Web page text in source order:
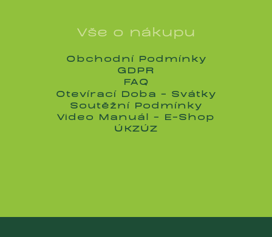
Vše o nákupu
Obchodní Podmínky
Obchodní Podmínky
GDPR
GDPR
FAQ
FAQ
Otevírací Doba - Svátky
Otevírací Doba - Svátky
Soutěžní Podmínky
Soutěžní Podmínky
Video Manuál - E-Shop
Video Manuál - E-Shop
ÚKZÚZ